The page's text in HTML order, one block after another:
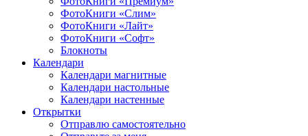
ФотоКниги «Слим»
ФотоКниги «Лайт»
ФотоКниги «Софт»
Блокноты
Календари
Календари магнитные
Календари настольные
Календари настенные
Открытки
Отправлю самостоятельно